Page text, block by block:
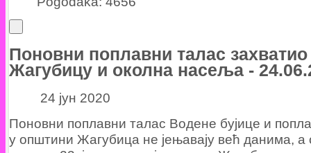
Поновни поплавни талас захватио
Жагубицу и околна насеља -
24 јун 2020
Поновни поплавни талас Водене бујице и
у општини Жагубица не јењавају већ данима, а